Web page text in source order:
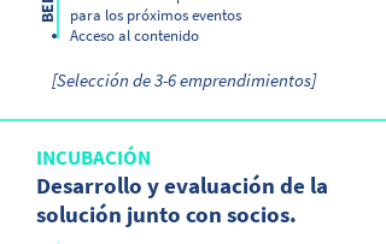
para los próximos eventos
Acceso al contenido
[Selección de 3-6 emprendimientos]
INCUBACIÓN
Desarrollo y evaluación de la
solución junto con socios.